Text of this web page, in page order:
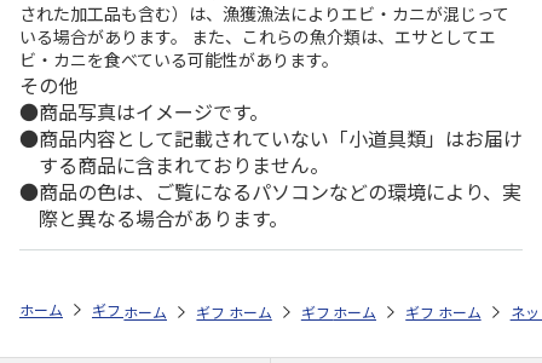
された加工品も含む）は、漁獲漁法によりエビ・カニが混じって
いる場合があります。 また、これらの魚介類は、エサとしてエ
ビ・カニを食べている可能性があります。
その他
商品写真はイメージです。
商品内容として記載されていない「小道具類」はお届け
する商品に含まれておりません。
商品の色は、ご覧になるパソコンなどの環境により、実
際と異なる場合があります。
ホーム ギフトストア お中元・夏ギフト特集 2026 おつまみ・お惣菜
ホーム ギフトストア お中元・夏ギフト特集 2026
ホーム ギフトストア お中元・夏ギフト
ホーム ギフトストア お
ホーム ネ